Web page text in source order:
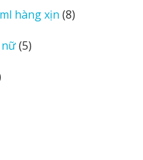
phẩm
hàng xịn 88
55